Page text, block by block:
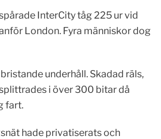
InterCity tåg 225 ur vid
London. Fyra människor dog
underhåll. Skadad räls,
i över 300 bitar då
fart.
hade privatiserats och